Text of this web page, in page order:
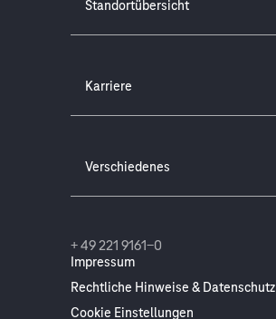
Standortübersicht
Karriere
Verschiedenes
Impressum
Rechtliche Hinweise & Datenschutz
Cookie Einstellungen
+ 49 221 9161-0